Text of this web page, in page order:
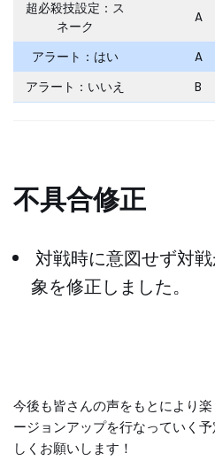
超必殺技設定：ス
ネーク
A
アラート：はい
A
アラート：いいえ
B
不具合修正
対戦時に意図せず対
象を修正しました。
今後も皆さんの声をもとにより
ージョンアップを行なっていく
しくお願いします！